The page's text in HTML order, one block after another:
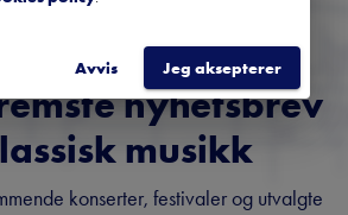
nyhetsbrev
musikk
konserter, festivaler og utvalgte
Avvis Jeg aksepterer